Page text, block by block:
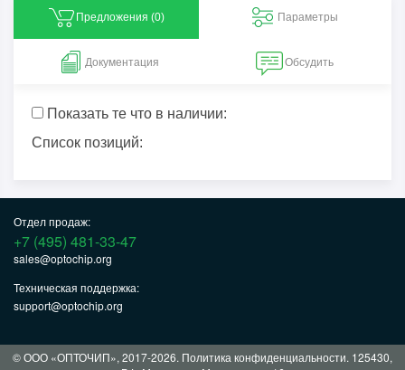
Предложения (0) Параметры
Документация Обсудить
Показать те что в наличии:
Список позиций:
Отдел продаж:
+7 (495) 481-33-47
sales@optochip.org
Техническая поддержка:
support@optochip.org
© ООО «ОПТОЧИП», 2017-2026. Политика конфиденциальности. 125430,